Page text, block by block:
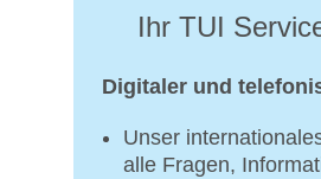
Ihr TUI
Digitaler und
Unser
alle Fragen,